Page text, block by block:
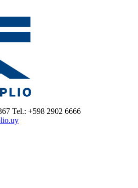
Tel.: +598 2902 6666